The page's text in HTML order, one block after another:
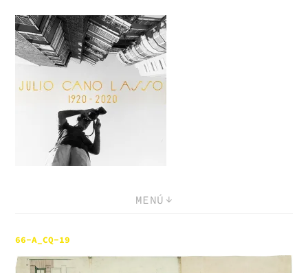
Saltar
al
contenido
MENÚ
66-A_CQ-19